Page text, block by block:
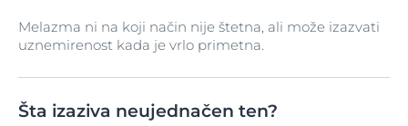
Melazma ni na koji način nije štetna, ali može izazvati
uznemirenost kada je vrlo primetna.
Šta izaziva neujednačen ten?